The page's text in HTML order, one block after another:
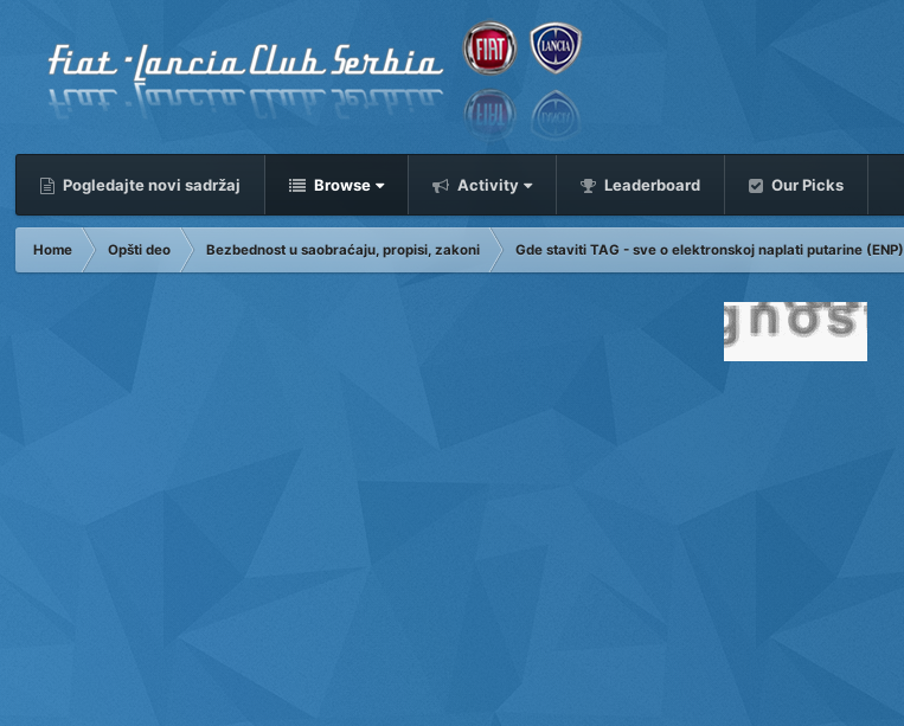
Pogledajte novi sadržaj Browse Activity Leaderboard Our Picks
Home Opšti deo Bezbednost u saobraćaju, propisi, zakoni Gde staviti TAG - sve o elektronskoj naplati putarine (ENP)